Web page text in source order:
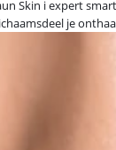
Skin i expert
je